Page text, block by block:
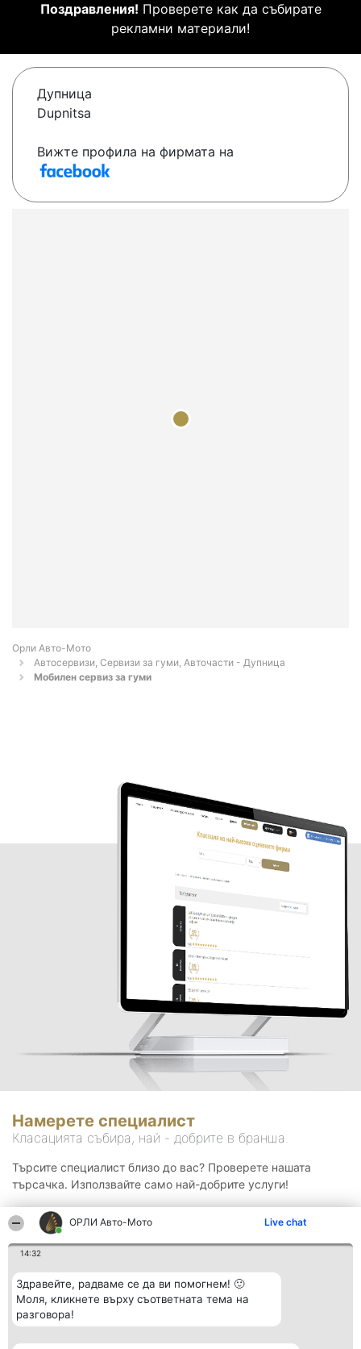
ОРЛИ Aвто-Mото Live chat
14:32
Здравейте, радваме се да ви помогнем! 🙂
Моля, кликнете върху съответната тема на
разговора!
Поздравления! Проверете как да събирате
рекламни материали!
Дупница
Dupnitsa
Вижте профила на фирмата на
Орли Aвто-Mото
Автосервизи, Сервизи за гуми, Авточасти - Дупница
Мобилен сервиз за гуми
Намерете специалист
Класацията събира, най - добрите в бранша.
Търсите специалист близо до вас? Проверете нашата
търсачка. Използвайте само най-добрите услуги!